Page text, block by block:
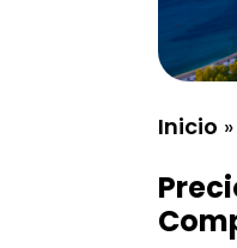
Inicio »